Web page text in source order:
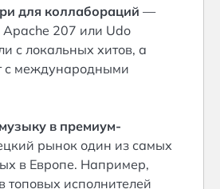
для коллабораций —
207 или Udo
с локальных хитов, а
с международными
в премиум-
рынок один из самых
в Европе. Например,
топовых исполнителей